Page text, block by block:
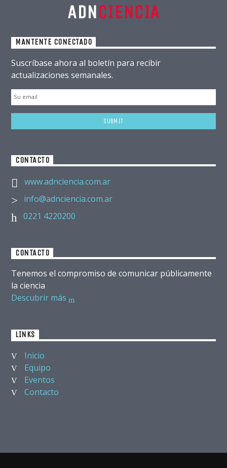
ADNCIENCIA
MANTENTE CONECTADO
Suscríbase ahora al boletín para recibir
actualizaciones semanales.
CONTACTO
www.adnciencia.com.ar
info@adnciencia.com.ar
0221 4220200
CONTACTO
Tenemos el compromiso de comunicar públicamente
la ciencia
Descubrir más
LINKS
Inicio
Equipo
Eventos
Contacto